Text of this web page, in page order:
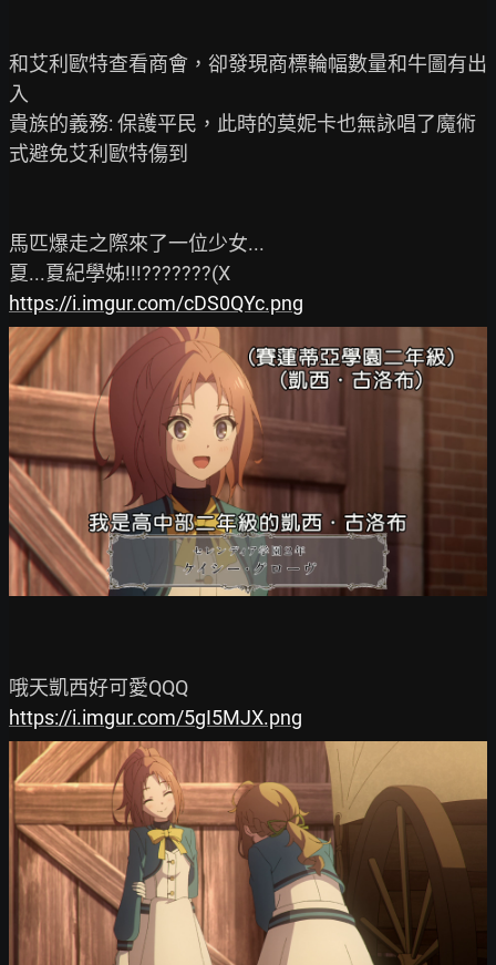
和艾利歐特查看商會，卻發現商標輪幅數量和牛圖有出
入
貴族的義務: 保護平民，此時的莫妮卡也無詠唱了魔術
式避免艾利歐特傷到
馬匹爆走之際來了一位少女...
https://i.imgur.com/cDS0QYc.png
https://i.imgur.com/5gI5MJX.png